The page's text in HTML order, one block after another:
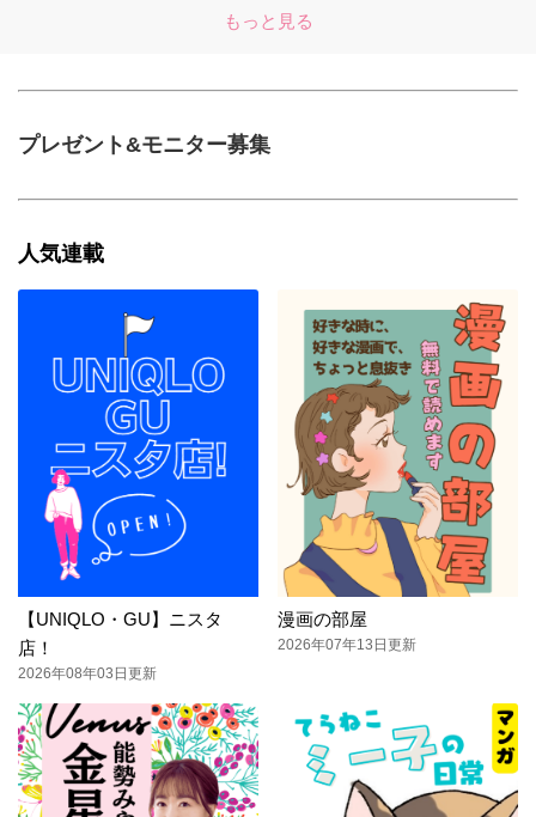
もっと見る
プレゼント&モニター募集
人気連載
【UNIQLO・GU】ニスタ
店！
2026年08年03日更新
漫画の部屋
2026年07年13日更新